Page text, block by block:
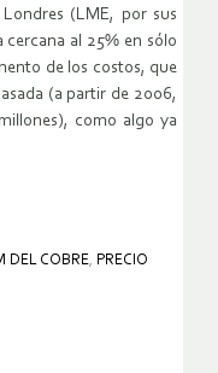
(LME, por sus
cercana al 25% en sólo
de los costos, que
(a partir de 2006,
como algo ya
DEL COBRE, PRECIO